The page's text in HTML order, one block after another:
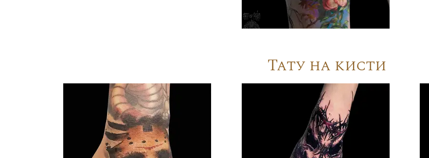
Тату на кисти